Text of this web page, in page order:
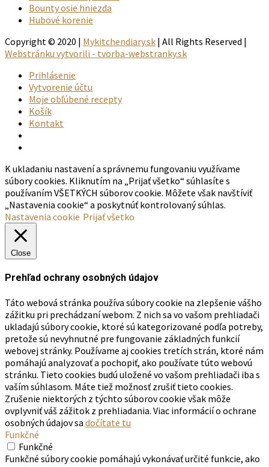
Bounty osie hniezda
Hubové korenie
Copyright © 2020 | Mykitchendiary.sk | All Rights Reserved |
Webstránku vytvorili - tvorba-webstranky.sk
Prihlásenie
Vytvorenie účtu
Moje obľúbené recepty
Košík
Kontakt
K ukladaniu nastavení a správnemu fungovaniu využívame
súbory cookies. Kliknutím na „Prijať všetko“ súhlasíte s
používaním VŠETKÝCH súborov cookie. Môžete však navštíviť
„Nastavenia cookie“ a poskytnúť kontrolovaný súhlas.
Nastavenia cookie Prijať všetko
Close
Prehľad ochrany osobných údajov
Táto webová stránka používa súbory cookie na zlepšenie vášho
zážitku pri prechádzaní webom. Z nich sa vo vašom prehliadači
ukladajú súbory cookie, ktoré sú kategorizované podľa potreby,
pretože sú nevyhnutné pre fungovanie základných funkcií
webovej stránky. Používame aj cookies tretích strán, ktoré nám
pomáhajú analyzovať a pochopiť, ako používate túto webovú
stránku. Tieto cookies budú uložené vo vašom prehliadači iba s
vaším súhlasom. Máte tiež možnosť zrušiť tieto cookies.
Zrušenie niektorých z týchto súborov cookie však môže
ovplyvniť váš zážitok z prehliadania. Viac informácií o ochrane
osobných údajov sa dočítate tu
Funkčné
Funkčné
Funkčné súbory cookie pomáhajú vykonávať určité funkcie, ako